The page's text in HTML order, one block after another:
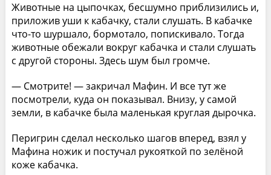
Животные на цыпочках, бесшумно приблизились и,
приложив уши к кабачку, стали слушать. В кабачке
что-то шуршало, бормотало, попискивало. Тогда
животные обежали вокруг кабачка и стали слушать
с другой стороны. Здесь шум был громче.
— Смотрите! — закричал Мафин. И все тут же
посмотрели, куда он показывал. Внизу, у самой
земли, в кабачке была маленькая круглая дырочка.
Перигрин сделал несколько шагов вперед, взял у
Мафина ножик и постучал рукояткой по зелёной
коже кабачка.